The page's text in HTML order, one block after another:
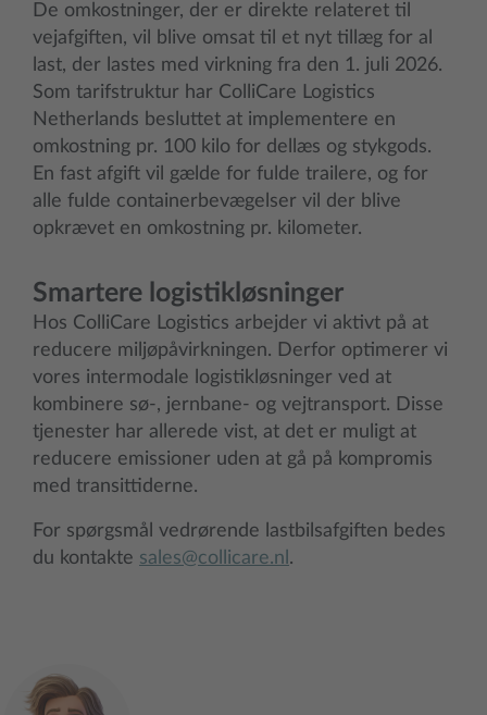
De omkostninger, der er direkte relateret til
vejafgiften, vil blive omsat til et nyt tillæg for al
last, der lastes med virkning fra den 1. juli 2026.
Som tarifstruktur har ColliCare Logistics
Netherlands besluttet at implementere en
omkostning pr. 100 kilo for dellæs og stykgods.
En fast afgift vil gælde for fulde trailere, og for
alle fulde containerbevægelser vil der blive
opkrævet en omkostning pr. kilometer.
Smartere logistikløsninger
Hos ColliCare Logistics arbejder vi aktivt på at
reducere miljøpåvirkningen. Derfor optimerer vi
vores intermodale logistikløsninger ved at
kombinere sø-, jernbane- og vejtransport. Disse
tjenester har allerede vist, at det er muligt at
reducere emissioner uden at gå på kompromis
med transittiderne.
For spørgsmål vedrørende lastbilsafgiften bedes
du kontakte sales@collicare.nl .